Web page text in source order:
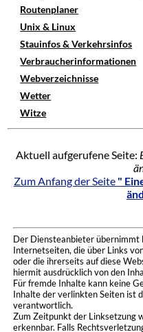
Routenplaner
Unix & Linux
Stauinfos & Verkehrsinfos
Verbraucherinformationen
Webverzeichnisse
Wetter
Witze
Aktuell aufgerufene Seite:
Zum Anfang der Seite "
Der Diensteanbieter
Internetseiten, die über Links
oder die ihrerseits auf diese
hiermit ausdrücklich von den
Für fremde Inhalte kann keine
Inhalte der verlinkten Seiten ist
verantwortlich.
Zum Zeitpunkt der Linksetzung
erkennbar. Falls